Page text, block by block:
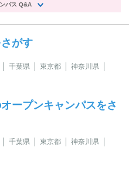
パス Q&A
がす
千葉県 東京都
神奈川県
ープンキャンパスをさ
千葉県 東京都
神奈川県